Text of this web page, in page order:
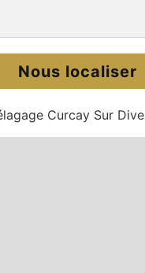
Nous localiser
Curcay Sur Dive